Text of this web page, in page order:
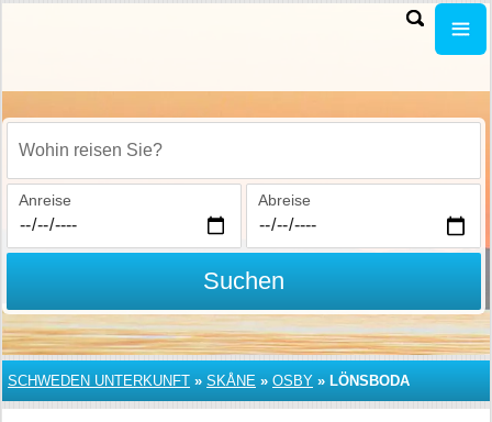
Wohin reisen Sie?
Anreise Abreise
Suchen
SCHWEDEN UNTERKUNFT » SKÅNE » OSBY » LÖNSBODA